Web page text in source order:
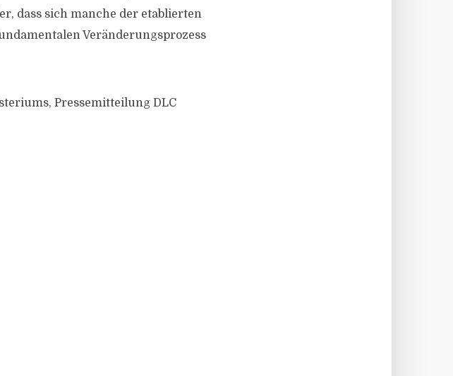
dass sich manche der etablierten
Veränderungsprozess
Pressemitteilung DLC